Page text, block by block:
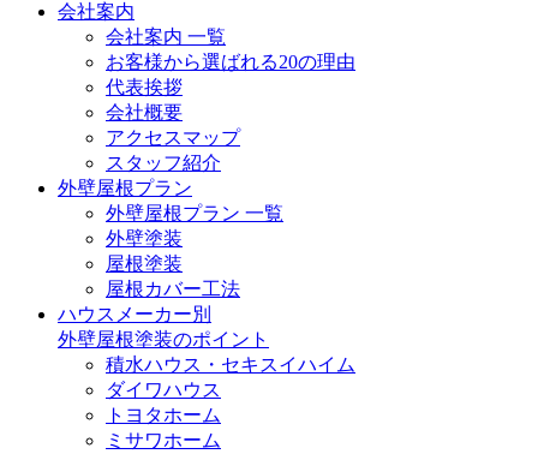
会社案内
会社案内 一覧
お客様から選ばれる20の理由
代表挨拶
会社概要
アクセスマップ
スタッフ紹介
外壁屋根プラン
外壁屋根プラン 一覧
外壁塗装
屋根塗装
屋根カバー工法
ハウスメーカー別
外壁屋根塗装のポイント
積水ハウス・セキスイハイム
ダイワハウス
トヨタホーム
ミサワホーム